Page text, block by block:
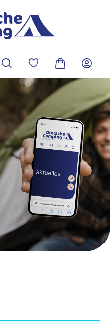
Du hast 0 Produkte
Warenkorb